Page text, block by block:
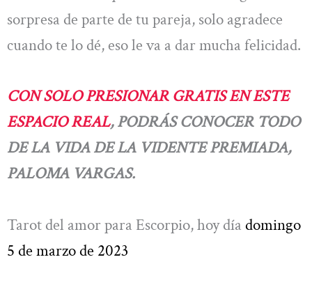
sorpresa de parte de tu pareja, solo agradece
cuando te lo dé, eso le va a dar mucha felicidad.
CON SOLO PRESIONAR GRATIS EN ESTE
ESPACIO REAL, PODRÁS CONOCER TODO
DE LA VIDA DE LA VIDENTE PREMIADA,
PALOMA VARGAS.
Tarot del amor para Escorpio, hoy día domingo
5 de marzo de 2023